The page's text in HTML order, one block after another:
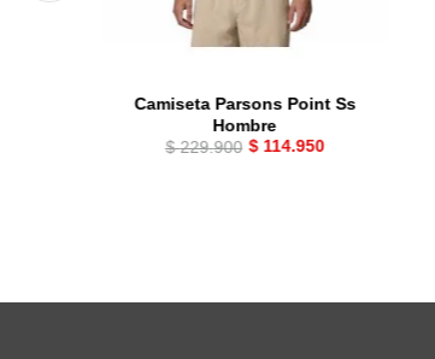
Camiseta Parsons Point Ss
Hombre
$ 229.900 $ 114.950